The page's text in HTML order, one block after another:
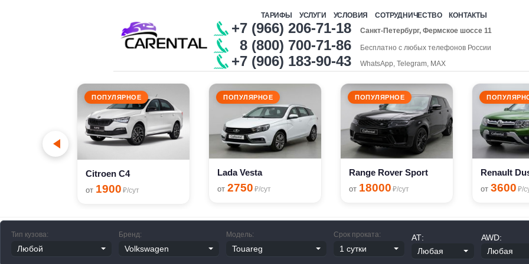
ТАРИФЫ УСЛУГИ УСЛОВИЯ СОТРУДНИЧЕСТВО КОНТАКТЫ
+7 (966) 206-71-18 Санкт-Петербург, Фермское шоссе 11
8 (800) 700-71-86 Бесплатно с любых телефонов России
+7 (906) 183-90-43 WhatsApp, Telegram, MAX
ПОПУЛЯРНОЕ
Citroen C4
от 1900 ₽/сут
ПОПУЛЯРНОЕ
Lada Vesta
от 2750 ₽/сут
ПОПУЛЯРНОЕ
Range Rover Sport
от 18000 ₽/сут
Renault
от 3600 ₽/
Тип кузова: Бренд: Модель: Срок проката: АТ: AWD: